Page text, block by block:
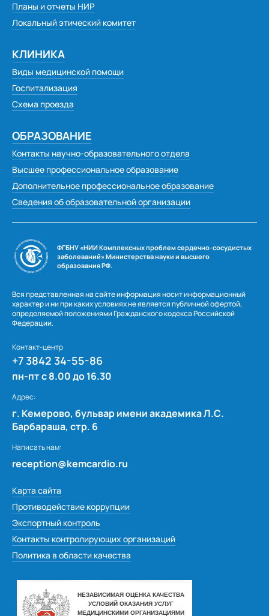
Планы и отчеты НИР
Локальный этический комитет
КЛИНИКА
Виды медицинской помощи
Госпитализация
Схема проезда
ОБРАЗОВАНИЕ
Контакты научно-образовательного отдела
Высшее профессиональное образование
Дополнительное профессиональное образование
Сведения об образовательной организации
ФГБНУ «НИИ Комплексных проблем сердечно-сосудистых
заболеваний» Министерства науки и высшего
образования РФ.
Вся представленная на сайте информация носит информационный
характер и ни при каких условиях не является публичной офертой,
определяемой положениями Гражданского кодекса Российской
Федерации.
Контакт-центр
+7 3842 34-55-86
пн-пт с 8.00 до 16.30
Адрес:
г. Кемерово, бульвар имени академика Л.С.
Барбараша, стр. 6
Написать нам:
reception@kemcardio.ru
Карта сайта
Противодействие коррупции
Экспортный контроль
Контакты контролирующих организаций
Политика в области качества